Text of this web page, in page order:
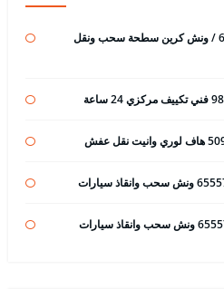
ونش ابو حليفة رقم / 65557275 / ونش كرين سطحة سحب ونقل